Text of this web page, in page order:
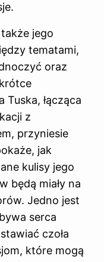
jego
tematami,
oraz
łącząca
z
przyniesie
jak
kulisy jego
będą miały na
Jedno jest
serca
czoła
które mogą